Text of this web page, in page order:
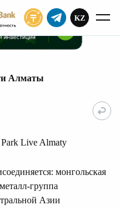
KZ
Алматы
Park Live Almaty
монгольская
группа
Азии